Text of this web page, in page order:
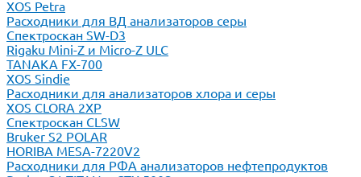
XOS Petra
Расходники для ВД анализаторов серы
Спектроскан SW-D3
Rigaku Mini-Z и Micro-Z ULC
TANAKA FX-700
XOS Sindie
Расходники для анализаторов хлора и серы
XOS CLORA 2XP
Спектроскан CLSW
Bruker S2 POLAR
HORIBA MESA-7220V2
Расходники для РФА анализаторов нефтепродуктов